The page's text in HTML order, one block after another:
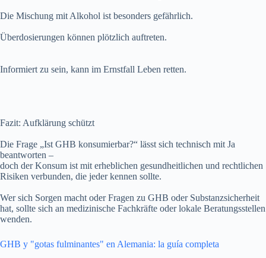
Die Mischung mit Alkohol ist besonders gefährlich.
Überdosierungen können plötzlich auftreten.
Informiert zu sein, kann im Ernstfall Leben retten.
Fazit: Aufklärung schützt
Die Frage „Ist GHB konsumierbar?“ lässt sich technisch mit Ja
beantworten –
doch der Konsum ist mit erheblichen gesundheitlichen und rechtlichen
Risiken verbunden, die jeder kennen sollte.
Wer sich Sorgen macht oder Fragen zu GHB oder Substanzsicherheit
hat, sollte sich an medizinische Fachkräfte oder lokale Beratungsstellen
wenden.
GHB y "gotas fulminantes" en Alemania: la guía completa